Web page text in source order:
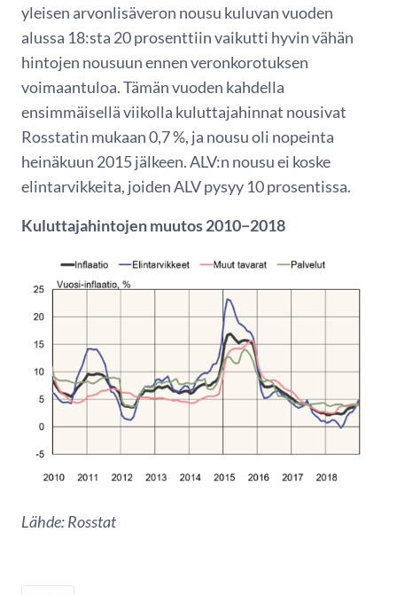
yleisen arvonlisäveron nousu kuluvan vuoden
alussa 18:sta 20 prosenttiin vaikutti hyvin vähän
hintojen nousuun ennen veronkorotuksen
voimaantuloa. Tämän vuoden kahdella
ensimmäisellä viikolla kuluttajahinnat nousivat
Rosstatin mukaan 0,7 %, ja nousu oli nopeinta
heinäkuun 2015 jälkeen. ALV:n nousu ei koske
elintarvikkeita, joiden ALV pysyy 10 prosentissa.
Kuluttajahintojen muutos 2010−2018
Lähde: Rosstat